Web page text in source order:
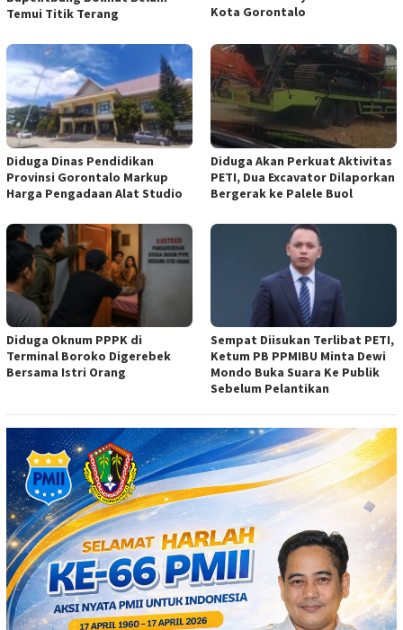
Temui Titik Terang
Kota Gorontalo
Diduga Dinas Pendidikan
Provinsi Gorontalo Markup
Harga Pengadaan Alat Studio
Diduga Akan Perkuat Aktivitas
PETI, Dua Excavator Dilaporkan
Bergerak ke Palele Buol
Diduga Oknum PPPK di
Terminal Boroko Digerebek
Bersama Istri Orang
Sempat Diisukan Terlibat PETI,
Ketum PB PPMIBU Minta Dewi
Mondo Buka Suara Ke Publik
Sebelum Pelantikan